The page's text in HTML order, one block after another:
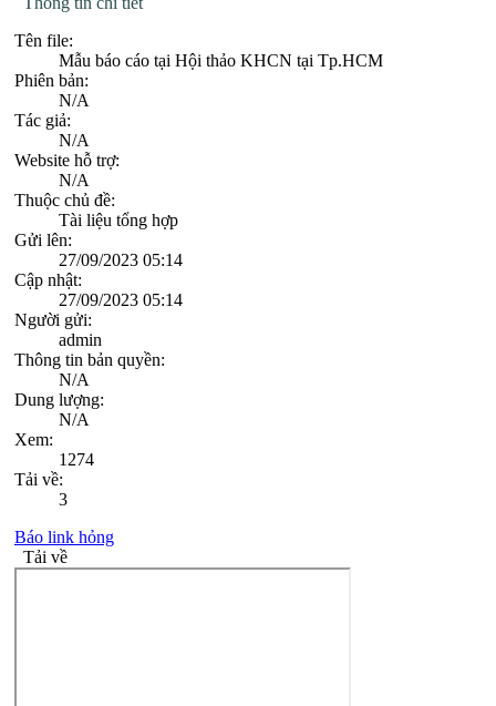
Tên file:
Mẫu báo cáo tại Hội thảo KHCN tại Tp.HCM
Phiên bản:
N/A
Tác giả:
N/A
Website hỗ trợ:
N/A
Thuộc chủ đề:
Tài liệu tổng hợp
Gửi lên:
27/09/2023 05:14
Cập nhật:
27/09/2023 05:14
Người gửi:
admin
Thông tin bản quyền:
N/A
Dung lượng:
N/A
Xem:
1274
Tải về:
3
Báo link hỏng
Tải về